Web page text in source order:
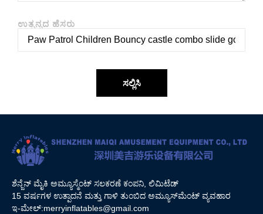
ಉತ್ಪನ್ನದ ಹೆಸರು
ಸಲ್ಲಿಸಿ
ಶೆನ್ಜೆನ್ ಮೈಕಿ ಅಮ್ಯೂಸ್ಮೆಂಟ್ ಸಲಕರಣೆ ಕಂಪನಿ, ಲಿಮಿಟೆಡ್
15 ವರ್ಷಗಳ ಉತ್ಪಾದನೆ ಮತ್ತು ಗಾಳಿ ತುಂಬಿದ ಅಮ್ಯೂಸ್‌ಮೆಂಟ್ ವ್ಯವಹಾರ
ಇ-ಮೇಲ್:merryinflatables@gmail.com